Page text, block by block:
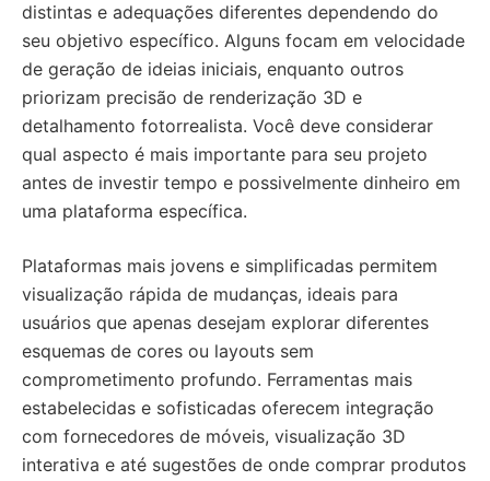
distintas e adequações diferentes dependendo do
seu objetivo específico. Alguns focam em velocidade
de geração de ideias iniciais, enquanto outros
priorizam precisão de renderização 3D e
detalhamento fotorrealista. Você deve considerar
qual aspecto é mais importante para seu projeto
antes de investir tempo e possivelmente dinheiro em
uma plataforma específica.
Plataformas mais jovens e simplificadas permitem
visualização rápida de mudanças, ideais para
usuários que apenas desejam explorar diferentes
esquemas de cores ou layouts sem
comprometimento profundo. Ferramentas mais
estabelecidas e sofisticadas oferecem integração
com fornecedores de móveis, visualização 3D
interativa e até sugestões de onde comprar produtos